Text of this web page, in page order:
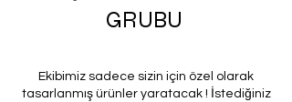
GRUBU
Ekibimiz sadece sizin için özel olarak
tasarlanmış ürünler yaratacak ! İstediğiniz